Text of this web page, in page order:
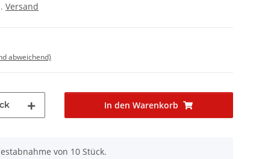
Versand
abweichend)
In den Warenkorb
von 10 Stück.